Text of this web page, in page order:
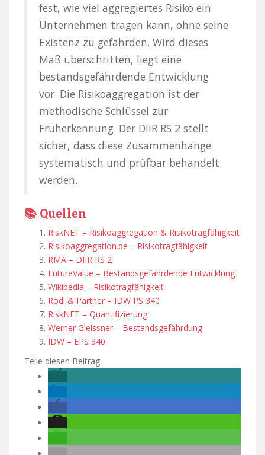
fest, wie viel aggregiertes Risiko ein
Unternehmen tragen kann, ohne seine
Existenz zu gefährden. Wird dieses
Maß überschritten, liegt eine
bestandsgefährdende Entwicklung
vor. Die Risikoaggregation ist der
methodische Schlüssel zur
Früherkennung. Der DIIR RS 2 stellt
sicher, dass diese Zusammenhänge
systematisch und prüfbar behandelt
werden.
📚 Quellen
RiskNET – Risikoaggregation & Risikotragfähigkeit
Risikoaggregation.de – Risikotragfähigkeit
RMA – DIIR RS 2
FutureValue – Bestandsgefährdende Entwicklung
Wikipedia – Risikotragfähigkeit
Rödl & Partner – IDW PS 340
RiskNET – Quantifizierung
Werner Gleissner – Bestandsgefährdung
IDW – EPS 340
Teile diesen Beitrag